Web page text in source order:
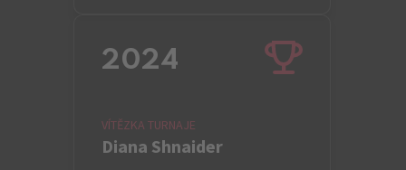
2024
VÍTĚZKA TURNAJE
Diana Shnaider